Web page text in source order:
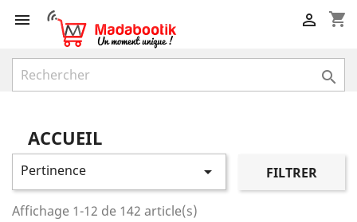
 shopping_cart


ACCUEIL
Pertinence  FILTRER
Affichage 1-12 de 142 article(s)